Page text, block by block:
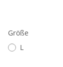
Größe
L